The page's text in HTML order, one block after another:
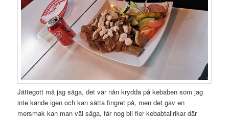
Jättegott må jag säga, det var nån krydda på kebaben som jag
inte kände igen och kan sätta fingret på, men det gav en
mersmak kan man väl säga, får nog bli fler kebabtallrikar där